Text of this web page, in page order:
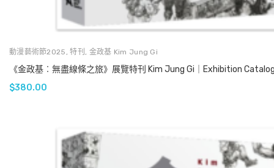
動漫藝術節2025 ,特刊 , 金政基 Kim Jung Gi
《金政基︰無盡線條之旅》展覽特刊 Kim Jung Gi｜Exhibition
$380.00